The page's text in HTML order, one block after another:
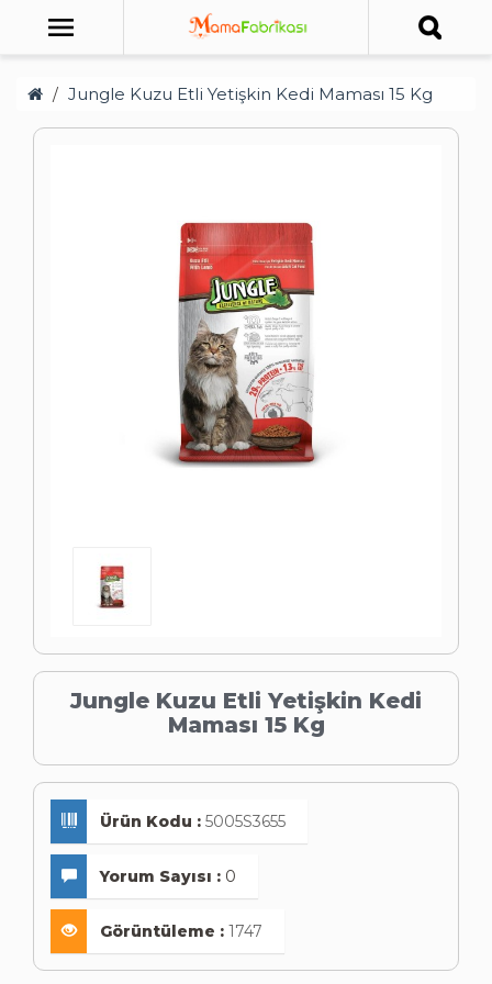
Jungle Kuzu Etli Yetişkin Kedi Maması 15 Kg
Jungle Kuzu Etli Yetişkin Kedi
Maması 15 Kg
Ürün Kodu : 5005S3655
Yorum Sayısı : 0
Görüntüleme : 1747